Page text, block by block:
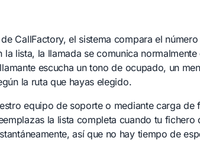
CallFactory, el sistema compara el
la lista, la llamada se comunica
escucha un tono de ocupado, un
la ruta que hayas elegido.
equipo de soporte o mediante carga de
la lista completa cuando tu fichero
así que no hay tiempo de